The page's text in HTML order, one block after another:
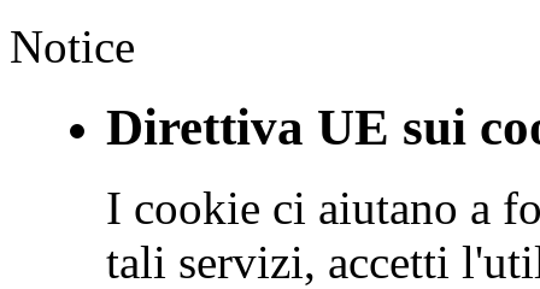
Notice
Direttiva UE sui
I cookie ci aiutano a
tali servizi, accetti